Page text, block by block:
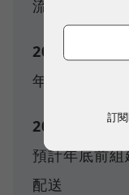
流中心，配合
2024〉
在台
年底間，累計
2025〉
2月
預計年底前
配送
訂